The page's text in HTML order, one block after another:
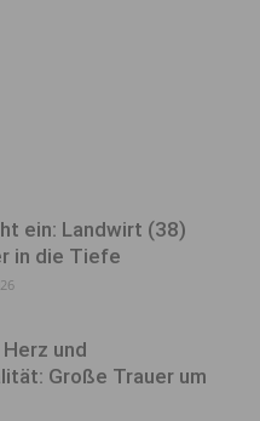
ein: Landwirt (38)
in die Tiefe
und
Große Trauer um